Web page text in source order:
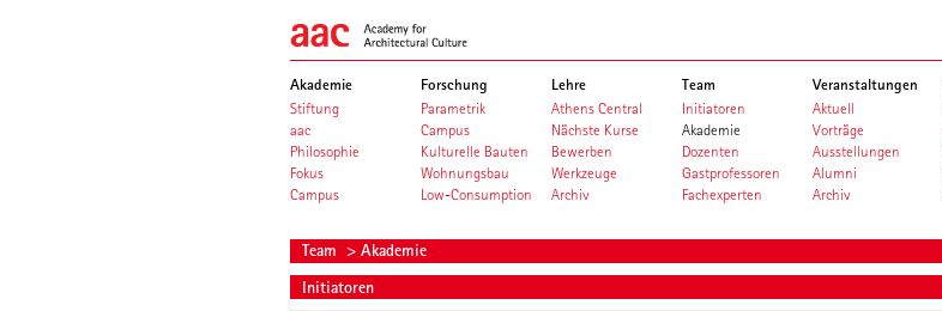
Akademie
Stiftung
aac
Philosophie
Fokus
Campus
Forschung
Parametrik
Campus
Kulturelle Bauten
Wohnungsbau
Low-Consumption
Lehre
Athens Central
Nächste Kurse
Bewerben
Werkzeuge
Archiv
Team
Initiatoren
Akademie
Dozenten
Gastprofessoren
Fachexperten
Veranstaltungen
Aktuell
Vorträge
Ausstellungen
Alumni
Archiv
Team > Akademie
Initiatoren